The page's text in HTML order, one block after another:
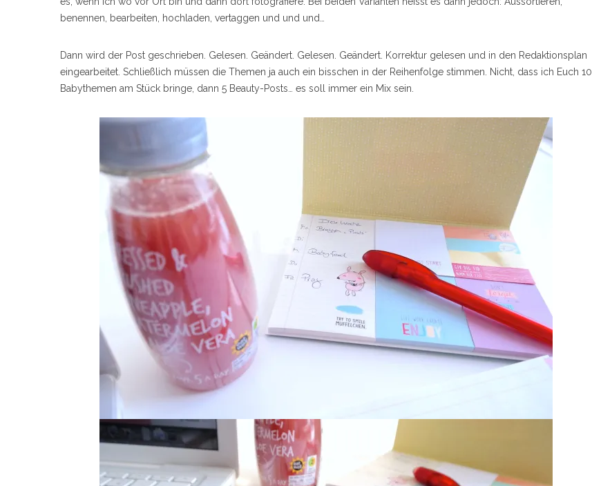
benennen, bearbeiten, hochladen, vertaggen und und und…
Dann wird der Post geschrieben. Gelesen. Geändert. Gelesen. Geändert. Korrektur gelesen und in den Redaktionsplan
eingearbeitet. Schließlich müssen die Themen ja auch ein bisschen in der Reihenfolge stimmen. Nicht, dass ich Euch 10
Babythemen am Stück bringe, dann 5 Beauty-Posts… es soll immer ein Mix sein.